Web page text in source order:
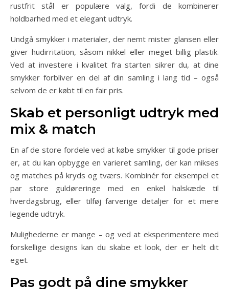
rustfrit stål er populære valg, fordi de kombinerer
holdbarhed med et elegant udtryk.
Undgå smykker i materialer, der nemt mister glansen eller
giver hudirritation, såsom nikkel eller meget billig plastik.
Ved at investere i kvalitet fra starten sikrer du, at dine
smykker forbliver en del af din samling i lang tid – også
selvom de er købt til en fair pris.
Skab et personligt udtryk med
mix & match
En af de store fordele ved at købe smykker til gode priser
er, at du kan opbygge en varieret samling, der kan mikses
og matches på kryds og tværs. Kombinér for eksempel et
par store guldøreringe med en enkel halskæde til
hverdagsbrug, eller tilføj farverige detaljer for et mere
legende udtryk.
Mulighederne er mange – og ved at eksperimentere med
forskellige designs kan du skabe et look, der er helt dit
eget.
Pas godt på dine smykker